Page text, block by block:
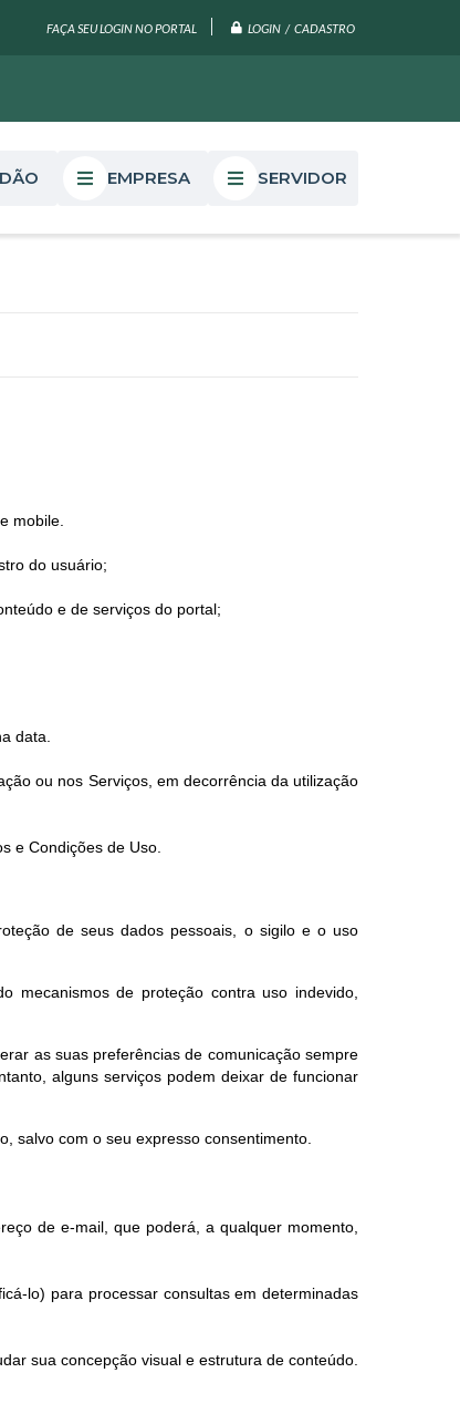
FAÇA SEU LOGIN NO PORTAL LOGIN / CADASTRO
EMPRESA SERVIDOR
mobile.
do usuário;
e de serviços do portal;
data.
ou nos Serviços, em decorrência da utilização
e Condições de Uso.
de seus dados pessoais, o sigilo e o uso
mecanismos de proteção contra uso indevido,
as suas preferências de comunicação sempre
alguns serviços podem deixar de funcionar
salvo com o seu expresso consentimento.
de e-mail, que poderá, a qualquer momento,
lo) para processar consultas em determinadas
sua concepção visual e estrutura de conteúdo.